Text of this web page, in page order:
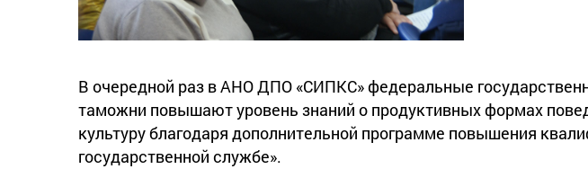
В очередной раз в АНО ДПО «СИПКС» федеральные
таможни повышают уровень знаний о продуктивных формах
культуру благодаря дополнительной программе повышения
государственной службе».